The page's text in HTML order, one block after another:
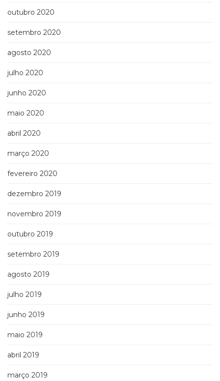
outubro 2020
setembro 2020
agosto 2020
julho 2020
junho 2020
maio 2020
abril 2020
março 2020
fevereiro 2020
dezembro 2019
novembro 2019
outubro 2019
setembro 2019
agosto 2019
julho 2019
junho 2019
maio 2019
abril 2019
março 2019